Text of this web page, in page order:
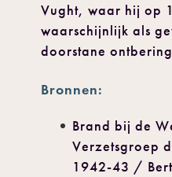
Vught, waar hij op
waarschijnlijk als
doorstane
Bronnen:
Brand bij de
Verzetsgroep
1942-43 /